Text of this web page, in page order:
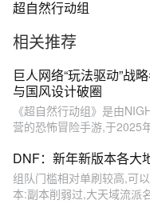
超自然行动组
相关推荐
巨人网络“玩法驱动”战
与国风设计破圈
《超自然行动组》是由
营的恐怖冒险手游,于‌2025
DNF：新年新版本各大
组队门槛相对单刷较高,可
本:副本削弱过,大天域流派